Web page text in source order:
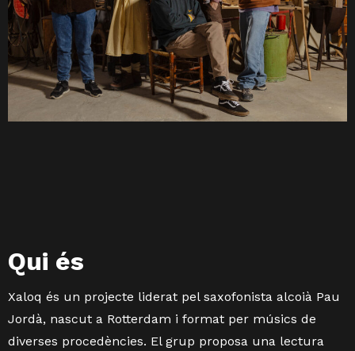
Qui és
Xaloq és un projecte liderat pel saxofonista alcoià Pau
Jordà, nascut a Rotterdam i format per músics de
diverses procedències. El grup proposa una lectura